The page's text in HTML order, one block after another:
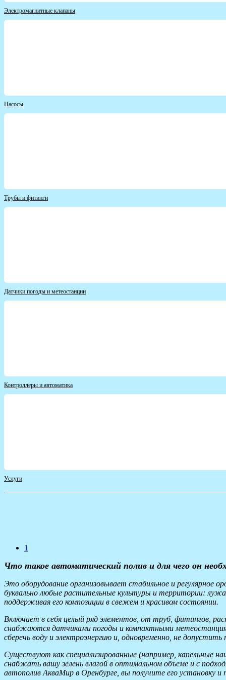
Электромагнитные клапаны
Насосы
Трубы и фитинги
Датчики погоды и метеостанции
Контроллеры и автоматика
Услуги
1
Что такое автоматический полив и для чего он
Это оборудование организовывает стабильное и регулярное
буквально любые растительные культуры и территории:
поддерживая его композиции в свежем и красивом состоянии.
Включает в себя целый ряд элементов, от труб, фитингов,
снабжаются датчиками погоды и компактными
сберечь воду и электроэнергию и, одновременно, не допустить
Существуют как специализированные (например, капельные
снабжать вашу зелень влагой в оптимальном объеме и с
автополив АкваМир в Оренбурге, вы получите его установку